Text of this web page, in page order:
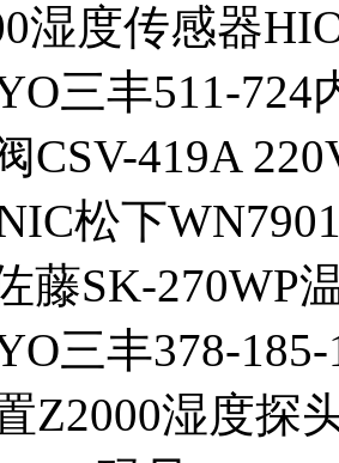
湿度传感器
三丰511-724
CSV-419A
松下
藤SK-270WP
三丰378-
Z2000湿度探